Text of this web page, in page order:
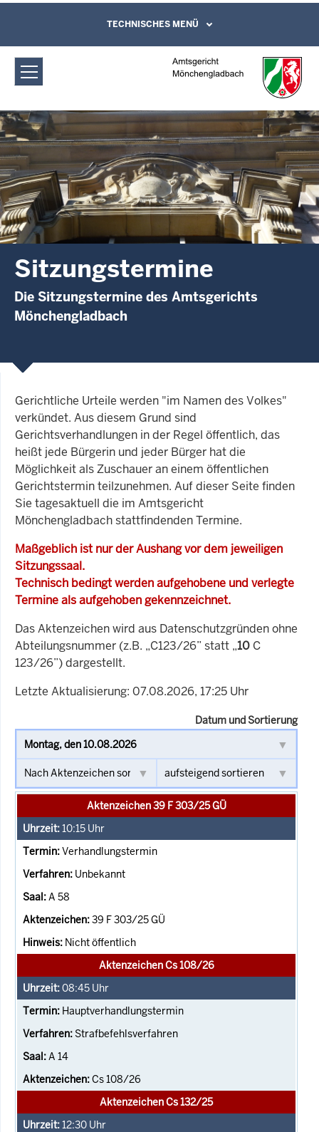
Amtsgericht Mönchengladbach:
Sitzungstermine
Direkt zum Inhalt
Leichte Sprache, Gebärdensprachenvideo
und Kontaktformular
TECHNISCHES MENÜ
Sitzungstermine
Die Sitzungstermine des Amtsgerichts
Mönchengladbach
Gerichtliche Urteile werden "im Namen des Volkes"
verkündet. Aus diesem Grund sind
Gerichtsverhandlungen in der Regel öffentlich, das
heißt jede Bürgerin und jeder Bürger hat die
Möglichkeit als Zuschauer an einem öffentlichen
Gerichtstermin teilzunehmen. Auf dieser Seite finden
Sie tagesaktuell die im Amtsgericht
Mönchengladbach stattfindenden Termine.
Maßgeblich ist nur der Aushang vor dem jeweiligen
Sitzungssaal.
Technisch bedingt werden aufgehobene und verlegte
Termine als aufgehoben gekennzeichnet.
Das Aktenzeichen wird aus Datenschutzgründen ohne
Abteilungsnummer (z.B. „C123/26” statt „10 C
123/26”) dargestellt.
Letzte Aktualisierung: 07.08.2026, 17:25 Uhr
Datum und Sortierung
Aktenzeichen 39 F 303/25 GÜ
10:15 Uhr
Verhandlungstermin
Unbekannt
A 58
39 F 303/25 GÜ
Nicht öffentlich
Aktenzeichen Cs 108/26
08:45 Uhr
Hauptverhandlungstermin
Strafbefehlsverfahren
A 14
Cs 108/26
Aktenzeichen Cs 132/25
12:30 Uhr